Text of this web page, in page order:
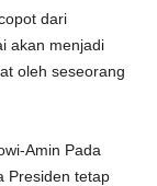
dari
akan menjadi
oleh seseorang
Amin Pada
Presiden tetap